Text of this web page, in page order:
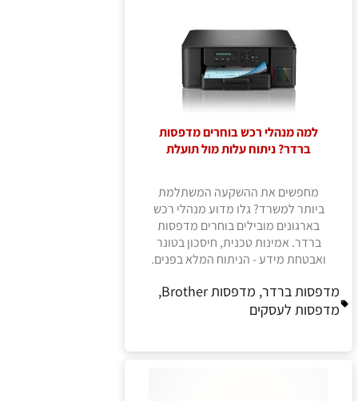
למה מנהלי רכש בוחרים מדפסות
ברדר? ניתוח עלות מול תועלת
מחפשים את ההשקעה המשתלמת
ביותר למשרד? גלו מדוע מנהלי רכש
בארגונים מובילים בוחרים מדפסות
ברדר. אמינות טכנית, חיסכון בטונר
ואבטחת מידע - הניתוח המלא בפנים.
מדפסות ברדר, מדפסות Brother,
מדפסות לעסקים